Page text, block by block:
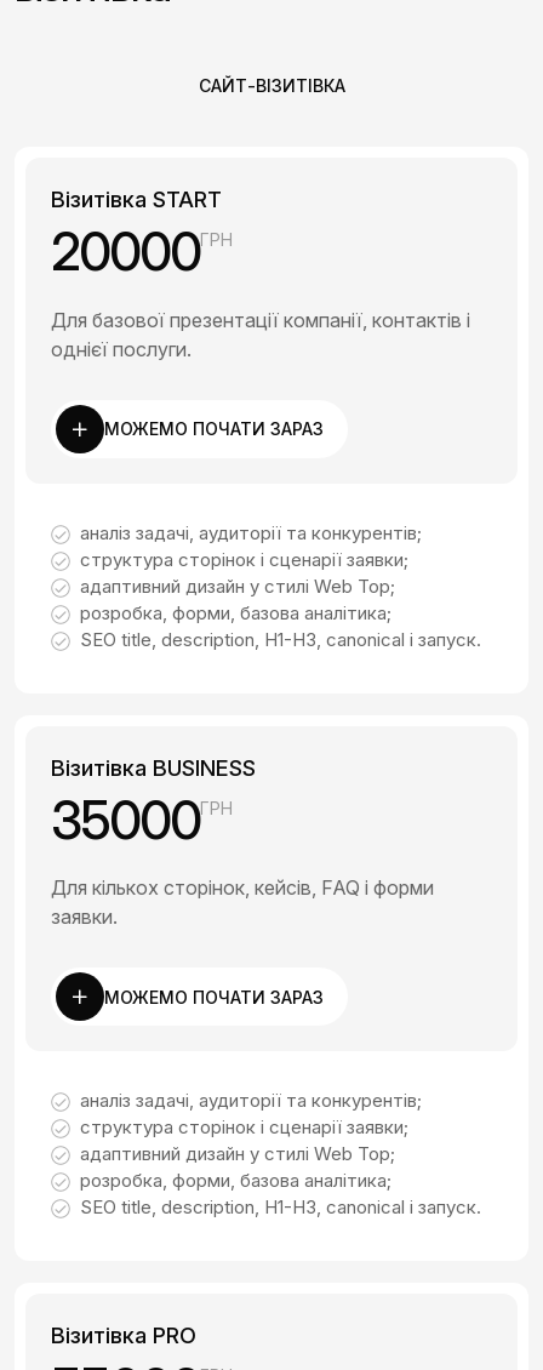
САЙТ-ВІЗИТІВКА
Візитівка START
20000ГРН
Для базової презентації компанії, контактів і
однієї послуги.
МОЖЕМО ПОЧАТИ ЗАРАЗ
аналіз задачі, аудиторії та конкурентів;
структура сторінок і сценарії заявки;
адаптивний дизайн у стилі Web Top;
розробка, форми, базова аналітика;
SEO title, description, H1-H3, canonical і запуск.
Візитівка BUSINESS
35000ГРН
Для кількох сторінок, кейсів, FAQ і форми
заявки.
МОЖЕМО ПОЧАТИ ЗАРАЗ
аналіз задачі, аудиторії та конкурентів;
структура сторінок і сценарії заявки;
адаптивний дизайн у стилі Web Top;
розробка, форми, базова аналітика;
SEO title, description, H1-H3, canonical і запуск.
Візитівка PRO